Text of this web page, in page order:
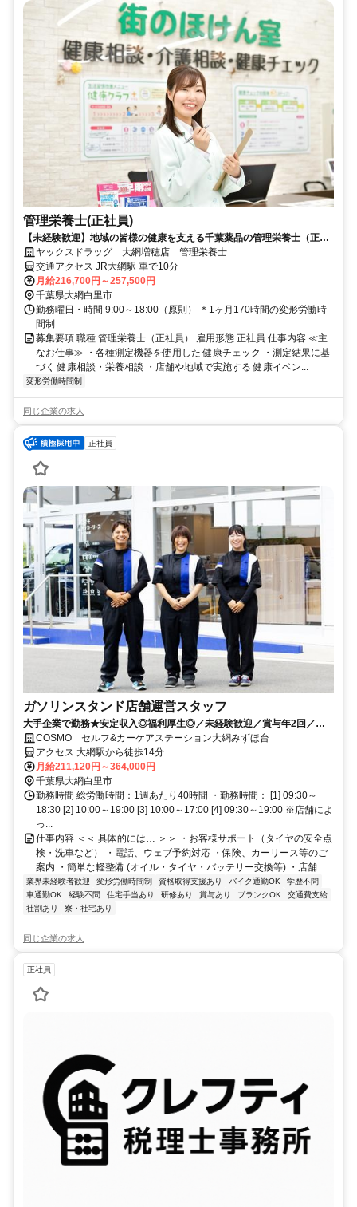
管理栄養士(正社員)
【未経験歓迎】地域の皆様の健康を支える千葉薬品の管理栄養士（正社
員）求人情報！
ヤックスドラッグ 大網増穂店 管理栄養士
交通アクセス JR大網駅 車で10分
月給216,700円～257,500円
千葉県大網白里市
勤務曜日・時間 9:00～18:00（原則） ＊1ヶ月170時間の変形労働時
間制
募集要項 職種 管理栄養士（正社員） 雇用形態 正社員 仕事内容 ≪主
なお仕事≫ ・各種測定機器を使用した 健康チェック ・測定結果に基
づく 健康相談・栄養相談 ・店舗や地域で実施する 健康イベン...
変形労働時間制
同じ企業の求人
正社員
ガソリンスタンド店舗運営スタッフ
大手企業で勤務★安定収入◎福利厚生◎／未経験歓迎／賞与年2回／月9
～12日休み+休暇制度も充実◎／サービス残業無し
COSMO セルフ&カーケアステーション大網みずほ台
アクセス 大網駅から徒歩14分
月給211,120円～364,000円
千葉県大網白里市
勤務時間 総労働時間：1週あたり40時間 ・勤務時間： [1] 09:30～
18:30 [2] 10:00～19:00 [3] 10:00～17:00 [4] 09:30～19:00 ※店舗によ
っ...
仕事内容 ＜＜ 具体的には… ＞＞ ・お客様サポート（タイヤの安全点
検・洗車など） ・電話、ウェブ予約対応 ・保険、カーリース等のご
案内 ・簡単な軽整備 (オイル・タイヤ・バッテリー交換等) ・店舗...
業界未経験者歓迎 変形労働時間制 資格取得支援あり バイク通勤OK
学歴不問
車通勤OK
経験不問 住宅手当あり 研修あり 賞与あり ブランクOK
交通費支給
社割あり
寮・社宅あり
同じ企業の求人
正社員